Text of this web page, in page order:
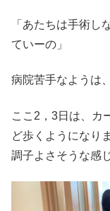
「あたちは手術し
ていーの」
病院苦手なようは
ここ2，3日は、カ
ど歩くようになり
調子よさそうな感